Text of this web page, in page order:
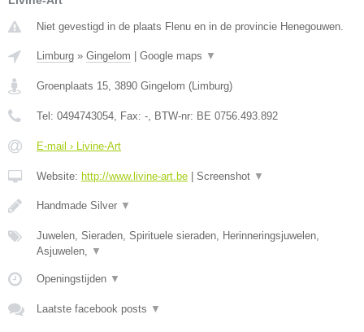
Niet gevestigd in de plaats Flenu en in de provincie Henegouwen.
Limburg » Gingelom Google maps ▼
Groenplaats 15, 3890 Gingelom (Limburg)
Tel: 0494743054, Fax: -, BTW-nr: BE 0756.493.892
E-mail › Livine-Art
Website: http://www.livine-art.be Screenshot ▼
Handmade Silver ▼
Juwelen, Sieraden, Spirituele sieraden, Herinneringsjuwelen,
Asjuwelen, ▼
Openingstijden ▼
Laatste facebook posts ▼